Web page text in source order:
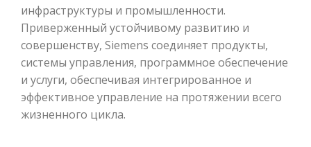
инфраструктуры и промышленности.
Приверженный устойчивому развитию и
совершенству, Siemens соединяет продукты,
системы управления, программное обеспечение
и услуги, обеспечивая интегрированное и
эффективное управление на протяжении всего
жизненного цикла.